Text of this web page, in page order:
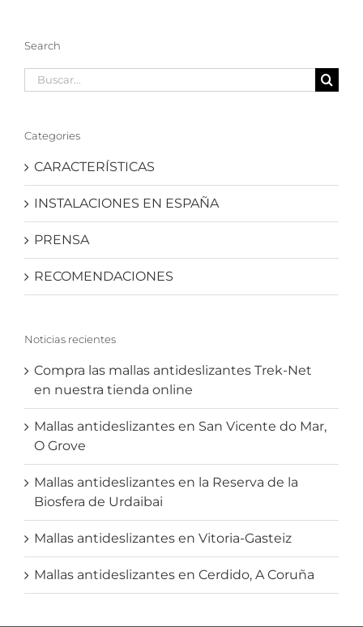
Search
Buscar:
Categories
CARACTERÍSTICAS
INSTALACIONES EN ESPAÑA
PRENSA
RECOMENDACIONES
Noticias recientes
Compra las mallas antideslizantes Trek-Net
en nuestra tienda online
Mallas antideslizantes en San Vicente do Mar,
O Grove
Mallas antideslizantes en la Reserva de la
Biosfera de Urdaibai
Mallas antideslizantes en Vitoria-Gasteiz
Mallas antideslizantes en Cerdido, A Coruña